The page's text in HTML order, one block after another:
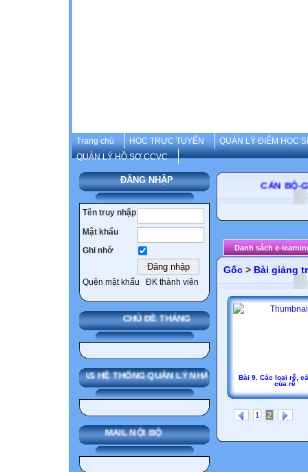
Trang chủ HOC TRỰC TUYẾN
QUẢN LÝ ĐIỂM HỌC
QUẢN LÝ HỒ SƠ CCVC
ĐĂNG NHẬP
Tên truy nhập
Mật khẩu
Ghi nhớ
Quên mật khẩu ĐK thành viên
CHỦ ĐỀ THÁNG
SMAS HỆ THỐNG QUẢN LÝ NHÀ TRƯỜNG
MAIL NỘI BỘ
CÁN BỘ-
Danh sách e-
Gốc > Bài giảng
Bài 9. Các loại rễ,
của rễ
1 2